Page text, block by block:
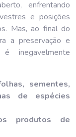
enfrentando
e posições
Mas, ao final do
a preservação e
inegavelmente
sementes,
de espécies
produtos de